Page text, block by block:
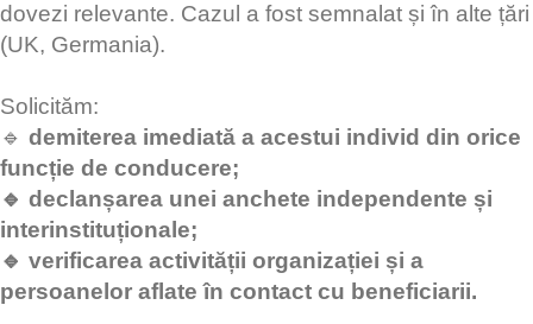
dovezi relevante. Cazul a fost semnalat și în alte țări
(UK, Germania).
Solicităm:
🔹 demiterea imediată a acestui individ din orice
funcție de conducere;
🔹 declanșarea unei anchete independente și
interinstituționale;
🔹 verificarea activității organizației și a
persoanelor aflate în contact cu beneficiarii.